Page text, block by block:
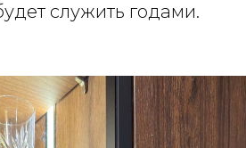
служить годами.